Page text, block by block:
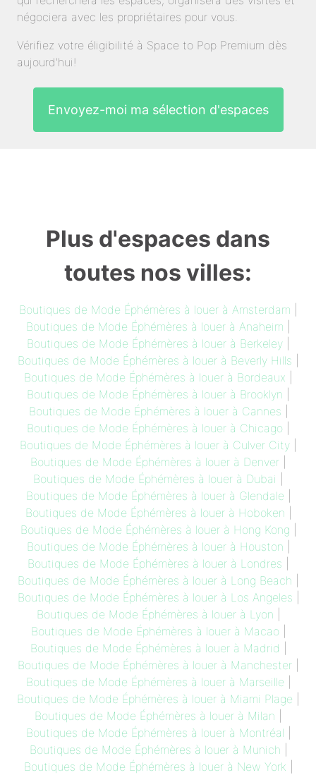
négociera avec les propriétaires pour vous.
Vérifiez votre éligibilité à Space to Pop Premium dès
aujourd'hui!
Envoyez-moi ma sélection d'espaces
Plus d'espaces dans
toutes nos villes:
Boutiques de Mode Éphémères à louer à Amsterdam
Boutiques de Mode Éphémères à louer à Anaheim
Boutiques de Mode Éphémères à louer à Berkeley
Boutiques de Mode Éphémères à louer à Beverly Hills
Boutiques de Mode Éphémères à louer à Bordeaux
Boutiques de Mode Éphémères à louer à Brooklyn
Boutiques de Mode Éphémères à louer à Cannes
Boutiques de Mode Éphémères à louer à Chicago
Boutiques de Mode Éphémères à louer à Culver City
Boutiques de Mode Éphémères à louer à Denver
Boutiques de Mode Éphémères à louer à Dubai
Boutiques de Mode Éphémères à louer à Glendale
Boutiques de Mode Éphémères à louer à Hoboken
Boutiques de Mode Éphémères à louer à Hong Kong
Boutiques de Mode Éphémères à louer à Houston
Boutiques de Mode Éphémères à louer à Londres
Boutiques de Mode Éphémères à louer à Long Beach
Boutiques de Mode Éphémères à louer à Los Angeles
Boutiques de Mode Éphémères à louer à Lyon
Boutiques de Mode Éphémères à louer à Macao|
Boutiques de Mode Éphémères à louer à Madrid
Boutiques de Mode Éphémères à louer à Manchester
Boutiques de Mode Éphémères à louer à Marseille
Boutiques de Mode Éphémères à louer à Miami Plage
Boutiques de Mode Éphémères à louer à Milan
Boutiques de Mode Éphémères à louer à Montréal
Boutiques de Mode Éphémères à louer à Munich
Boutiques de Mode Éphémères à louer à New York